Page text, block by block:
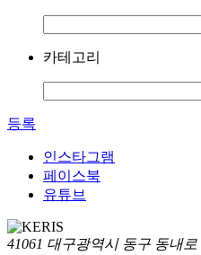
카테고리
등록
인스타그램
페이스북
유튜브
41061 대구광역시 동구 동내